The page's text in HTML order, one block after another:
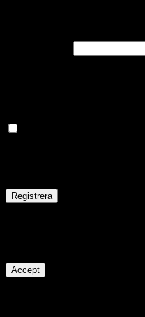
Registrera
Accept